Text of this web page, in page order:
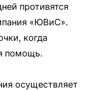
противятся
«ЮВиС».
когда
помощь.
осуществляет